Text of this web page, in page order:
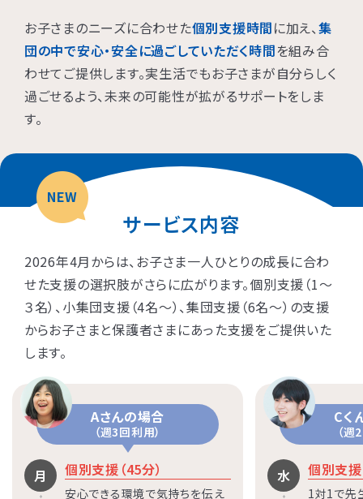
お子さまのニーズに合わせた個別支援時間に加え、集
団の中で安心・安全に過ごしていただく時間を組み合
わせてご提供します。実生活でもお子さまが自分らしく
過ごせるよう、未来の可能性が拡がるサポートをしま
す。
NEW
サービス内容
2026年4月からは、お子さま一人ひとりの成長に合わ
せた支援の選択肢がさらに広がります。個別支援（1〜
３名）、小集団支援（4名〜）、集団支援（6名〜）の支援
からお子さまと保護者さまにあった支援をご提供いた
します。
Aさんの場合
（週3回利用）
月 個別支援（45分）
安心できる環境で気持ちを伝え
Cく
（週
水 個別支援
1対1で先
プログラムは、講座を聞くだけでなく、テキストに書き込んでいただ
いたり、保護者さまと講師とで対話したりしながら進めます。
受講時に学んだ内容を自宅に帰ってお子さまに実践していただき、
その結果を後日報告いただき振り返りしていきます。